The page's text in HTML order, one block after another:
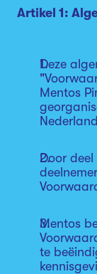
Artikel 1:
Deze
Mentos
Door
Mentos
te